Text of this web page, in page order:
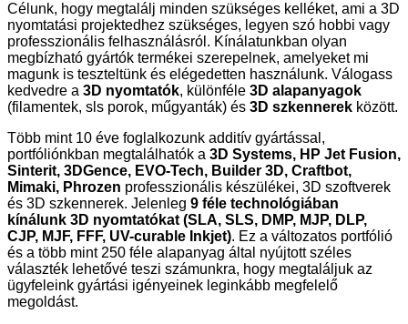
Célunk, hogy megtalálj minden szükséges kelléket, ami a 3D
nyomtatási projektedhez szükséges, legyen szó hobbi vagy
professzionális felhasználásról. Kínálatunkban olyan
megbízható gyártók termékei szerepelnek, amelyeket mi
magunk is teszteltünk és elégedetten használunk. Válogass
kedvedre a 3D nyomtatók, különféle 3D alapanyagok
(filamentek, sls porok, műgyanták) és 3D szkennerek között.
Több mint 10 éve foglalkozunk additív gyártással,
portfóliónkban megtalálhatók a 3D Systems, HP Jet Fusion,
Sinterit, 3DGence, EVO-Tech, Builder 3D, Craftbot,
Mimaki, Phrozen professzionális készülékei, 3D szoftverek
és 3D szkennerek. Jelenleg 9 féle technológiában
kínálunk 3D nyomtatókat (SLA, SLS, DMP, MJP, DLP,
CJP, MJF, FFF, UV-curable Inkjet). Ez a változatos portfólió
és a több mint 250 féle alapanyag által nyújtott széles
választék lehetővé teszi számunkra, hogy megtaláljuk az
ügyfeleink gyártási igényeinek leginkább megfelelő
megoldást.